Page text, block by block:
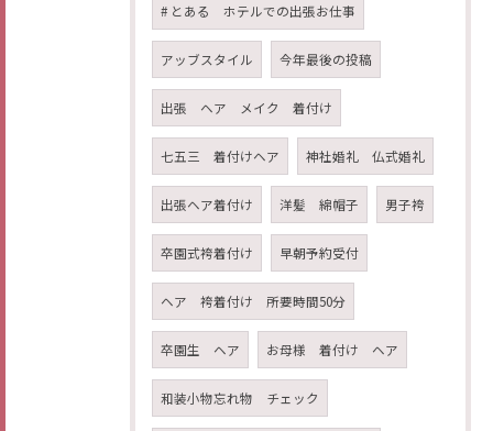
# とある ホテルでの出張お仕事
アッブスタイル 今年最後の投稿
出張 ヘア メイク 着付け
七五三 着付けヘア 神社婚礼 仏式婚礼
出張ヘア着付け 洋髪 綿帽子 男子袴
卒園式袴着付け 早朝予約受付
ヘア 袴着付け 所要時間50分
卒園生 ヘア お母様 着付け ヘア
和装小物忘れ物 チェック